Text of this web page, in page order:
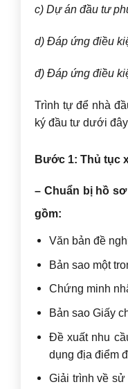
c) Dự án đầu tư
d) Đáp ứng điều
đ) Đáp ứng điều
Trình tự để nhà
ký đầu tư dưới
Bước 1: Thủ tục
– Chuẩn bị hồ
gồm:
Văn bản đề
Bản sao một
Chứng minh
Bản sao Giấy
Đề xuất nhu
dụng địa điểm
Giải trình về